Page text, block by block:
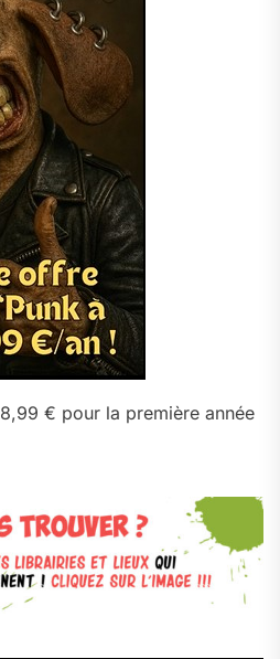
8,99 € pour la première année